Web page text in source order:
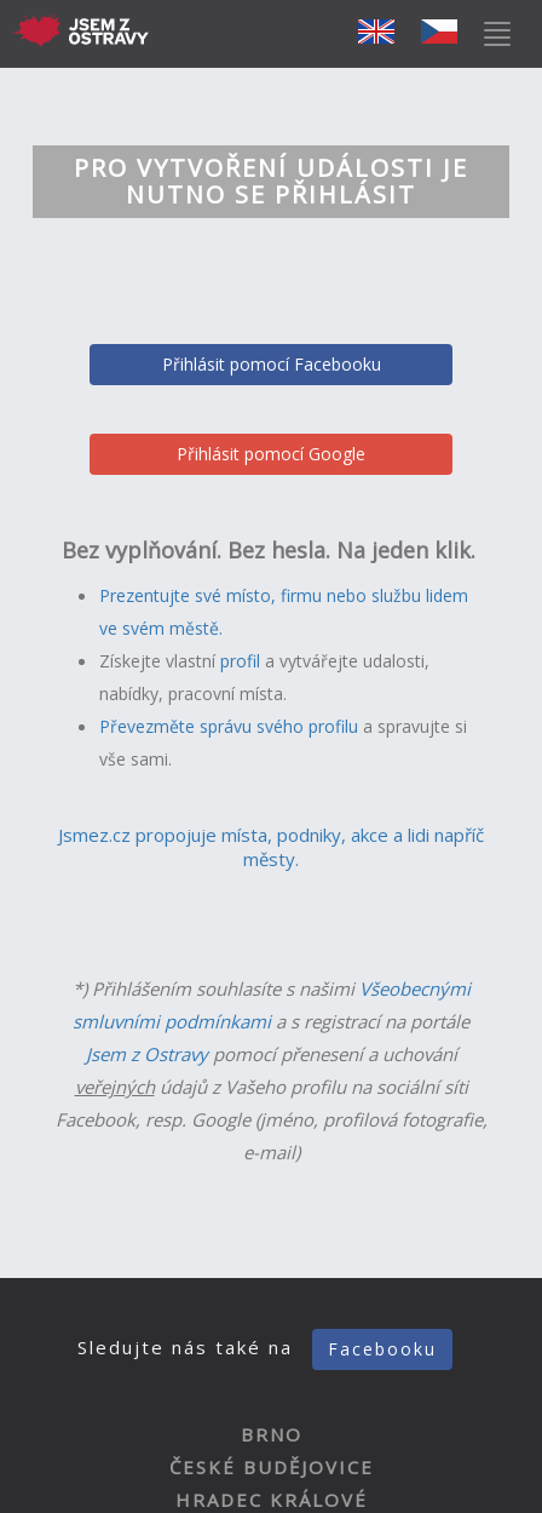
PRO VYTVOŘENÍ UDÁLOSTI JE
NUTNO SE PŘIHLÁSIT
Přihlásit pomocí Facebooku
Přihlásit pomocí Google
Bez vyplňování. Bez hesla. Na jeden klik.
Prezentujte své místo, firmu nebo službu lidem
ve svém městě.
Získejte vlastníprofil a vytvářejte udalosti,
nabídky, pracovní místa.
Převezměte správu svého profilu a spravujte si
vše sami.
Jsmez.cz propojuje místa, podniky, akce a lidi napříč
městy.
*) Přihlášením souhlasíte s našimi Všeobecnými
smluvními podmínkamia s registrací na portále
Jsem z Ostravypomocí přenesení a uchování
veřejnýchúdajů z Vašeho profilu na sociální síti
Facebook, resp. Google (jméno, profilová fotografie,
e-mail)
Sledujte nás také na Facebooku
BRNO
ČESKÉ BUDĚJOVICE
HRADEC KRÁLOVÉ